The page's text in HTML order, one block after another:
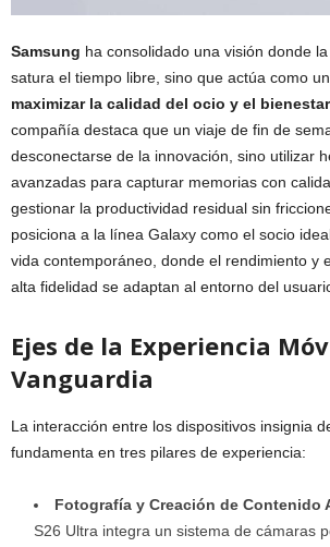
Samsung ha consolidado una visión donde
satura el tiempo libre, sino que actúa como
maximizar la calidad del ocio y el
compañía destaca que un viaje de fin de
desconectarse de la innovación, sino utilizar
avanzadas para capturar memorias con
gestionar la productividad residual sin
posiciona a la línea Galaxy como el socio
vida contemporáneo, donde el rendimiento y
alta fidelidad se adaptan al entorno del
Ejes de la Experiencia
Vanguardia
La interacción entre los dispositivos insignia
fundamenta en tres pilares de experiencia:
Fotografía y Creación de Contenido
S26 Ultra integra un sistema de cámaras